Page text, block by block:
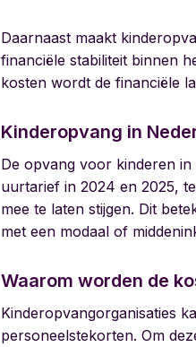
Daarnaast maakt
financiële stabiliteit binnen
kosten wordt de financiële
Kinderopvang in
De opvang voor kinderen
uurtarief in 2024 en 2025,
mee te laten stijgen. Dit
met een modaal of
Waarom worden de
Kinderopvangorganisaties
personeelstekorten. Om